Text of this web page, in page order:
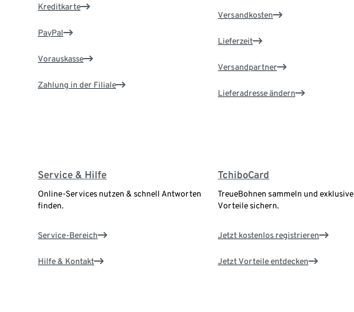
Kreditkarte
PayPal
Vorauskasse
Zahlung in der Filiale
Versandkosten
Lieferzeit
Versandpartner
Lieferadresse ändern
Service & Hilfe
Online-Services nutzen & schnell Antworten
finden.
Service-Bereich
Hilfe & Kontakt
TchiboCard
TreueBohnen sammeln und exklusive
Vorteile sichern.
Jetzt kostenlos registrieren
Jetzt Vorteile entdecken